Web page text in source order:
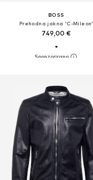
BOSS
Prehodna jakna 'C-Mileon'
749,00 €